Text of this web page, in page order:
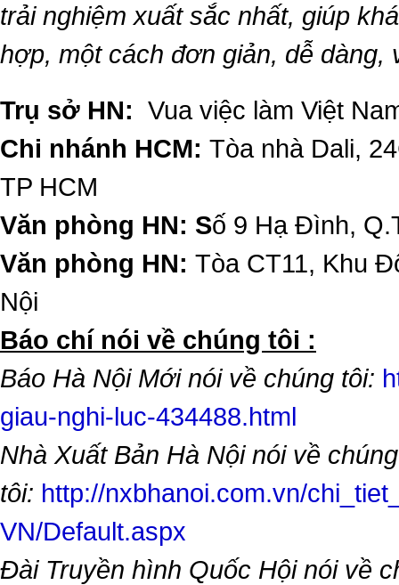
trải nghiệm xuất sắc nhất, giúp
hợp, một cách đơn giản, dễ dàng,
Trụ sở HN: Vua việc làm Việt
Chi nhánh HCM: Tòa nhà Dali,
TP HCM
Văn phòng HN: Số 9 Hạ Đình,
Văn phòng HN: Tòa CT11, Khu
Nội
​Báo chí nói về chúng tôi :
Báo Hà Nội Mới nói về chúng tôi:
giau-nghi-luc-434488.html
Nhà Xuất Bản Hà Nội nói về chúng
tôi: http://nxbhanoi.com.vn/
VN/Default.aspx
Đài Truyền hình Quốc Hội nói về